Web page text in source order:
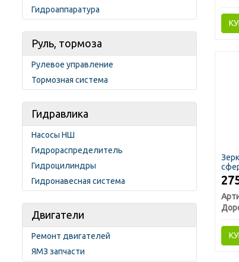
Гидроаппаратура
Руль, тормоза
Рулевое управление
Тормозная система
Гидравлика
Насосы НШ
Гидрораспределитель
Гидроцилиндры
Гидронавесная система
Двигатели
Ремонт двигателей
ЯМЗ запчасти